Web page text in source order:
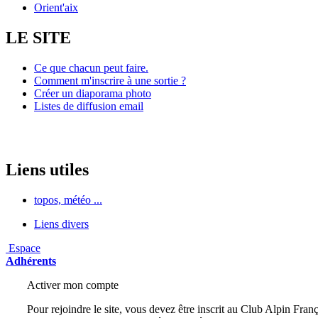
Orient'aix
LE SITE
Ce que chacun peut faire.
Comment m'inscrire à une sortie ?
Créer un diaporama photo
Listes de diffusion email
Liens utiles
topos, météo ...
Liens divers
Espace
Adhérents
Activer mon compte
Pour rejoindre le site, vous devez être inscrit au Club Alpin